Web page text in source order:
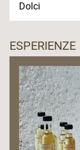
Dolci
ESPERIENZE